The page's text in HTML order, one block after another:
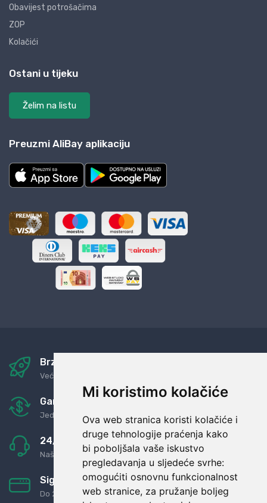
Mi koristimo kolačiće
Ova web stranica koristi kolačiće i
druge tehnologije praćenja kako
bi poboljšala vaše iskustvo
pregledavanja u sljedeće svrhe:
omogućiti osnovnu funkcionalnost
web stranice, za pružanje boljeg
Obavijest potrošačima
ZOP
Kolačići
Ostani u tijeku
Želim na listu
Preuzmi AliBay aplikaciju
Brza i sigurna dostava
Već za nekoliko dana kod vas
Garancija u povrat novaca
Jednostavno pravilo: Roba za novac
24/7 odlična podrška
Naši agenti uvijek na raspolaganju
Sigurno obročno plaćanje
Do 24 rata bez kamata